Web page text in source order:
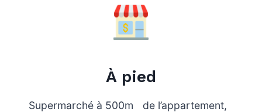
À pied
Supermarché à 500m de l’appartement,